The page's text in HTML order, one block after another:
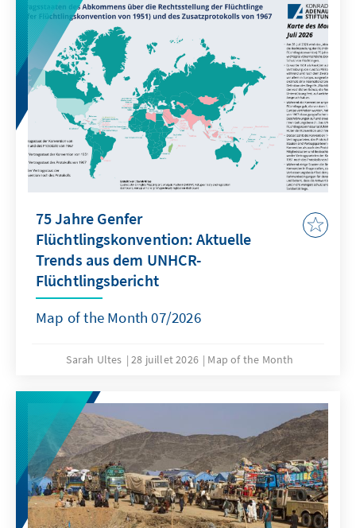
75 Jahre Genfer
Flüchtlingskonvention: Aktuelle
Trends aus dem UNHCR-
Flüchtlingsbericht
Map of the Month 07/2026
Sarah Ultes 28 juillet 2026 Map of the Month